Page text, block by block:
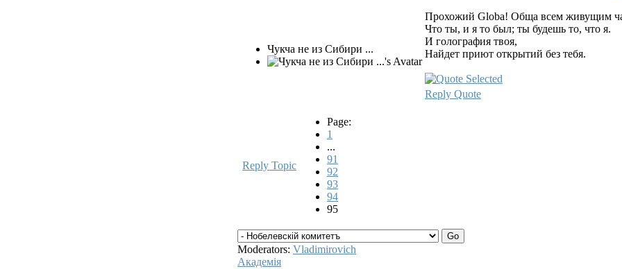
Чукча не из Сибири ...
Прохожий Globa! Обща всем живущим
Что ты, и я то был; ты будешь то, что я.
И голография твоя,
Найдет приют открытий без тебя.
Reply Quote
Reply Topic
Page:
1
...
91
92
93
94
95
Moderators: Vladimirovich
Академiя